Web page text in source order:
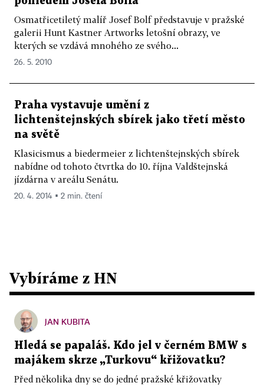
Osmatřicetiletý malíř Josef Bolf představuje v pražské
galerii Hunt Kastner Artworks letošní obrazy, ve
kterých se vzdává mnohého ze svého...
26. 5. 2010
Praha vystavuje umění z
lichtenštejnských sbírek jako třetí město
na světě
Klasicismus a biedermeier z lichtenštejnských sbírek
nabídne od tohoto čtvrtka do 10. října Valdštejnská
jízdárna v areálu Senátu.
20. 4. 2014 ▪ 2 min. čtení
Vybíráme z HN
JAN KUBITA
Hledá se papaláš. Kdo jel v černém BMW s
majákem skrze „Turkovu“ křižovatku?
Před několika dny se do jedné pražské křižovatky